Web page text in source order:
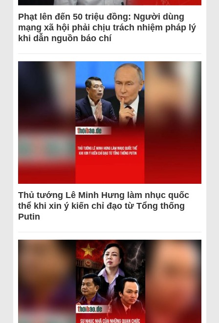
Phạt lên đến 50 triệu đồng: Người dùng
mạng xã hội phải chịu trách nhiệm pháp lý
khi dẫn nguồn báo chí
Thủ tướng Lê Minh Hưng làm nhục quốc
thể khi xin ý kiến chỉ đạo từ Tổng thống
Putin